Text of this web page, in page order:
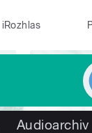
iRozhlas
Audioarchiv